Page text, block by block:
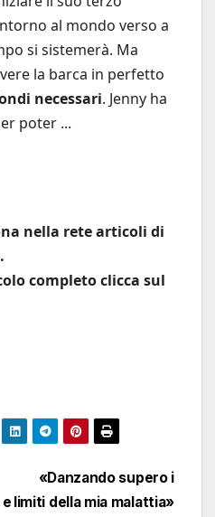
al mondo verso a
si sistemerà. Ma
la barca in perfetto
necessari. Jenny ha
poter ...
nella rete articoli di
completo clicca sul
«Danzando supero i
limiti della mia malattia»